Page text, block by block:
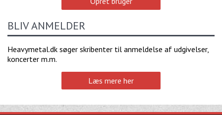
BLIV ANMELDER
Heavymetal.dk søger skribenter til anmeldelse af udgivelser,
koncerter m.m.
Læs mere her